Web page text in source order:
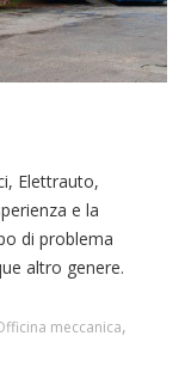
Elettrauto,
e la
di problema
altro genere.
meccanica,